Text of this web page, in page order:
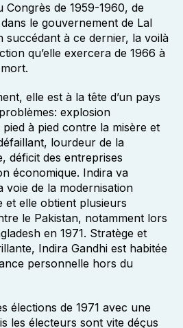
Congrès de 1959-1960, de
le gouvernement de Lal
succédant à ce dernier, la voilà
qu’elle exercera de 1966 à
elle est à la tête d’un pays
explosion
à pied contre la misère et
lourdeur de la
déficit des entreprises
économique. Indira va
voie de la modernisation
et elle obtient plusieurs
le Pakistan, notamment lors
en 1971. Stratège et
Indira Gandhi est habitée
personnelle hors du
élections de 1971 avec une
les électeurs sont vite déçus